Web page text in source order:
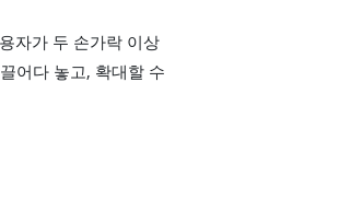
자가 두 손가락 이상
어다 놓고, 확대할 수